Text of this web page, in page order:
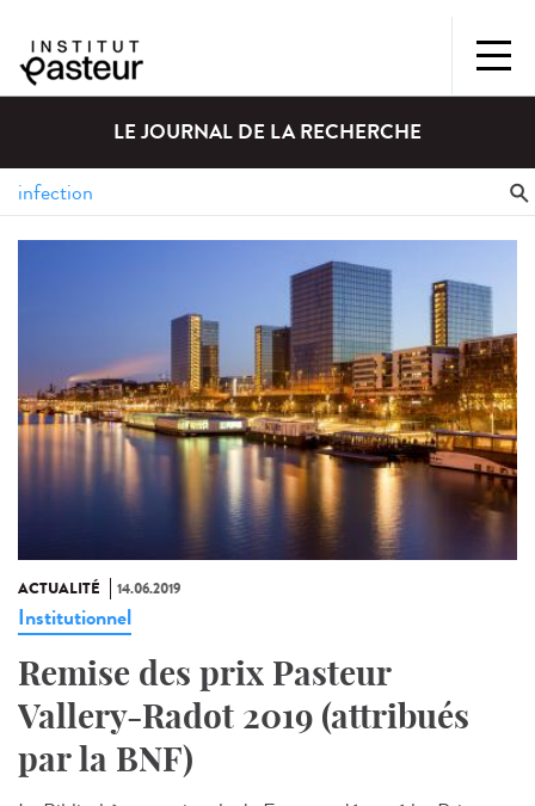
LE JOURNAL DE LA RECHERCHE
ACTUALITÉ 14.06.2019
Institutionnel
Remise des prix Pasteur
Vallery-Radot 2019 (attribués
par la BNF)